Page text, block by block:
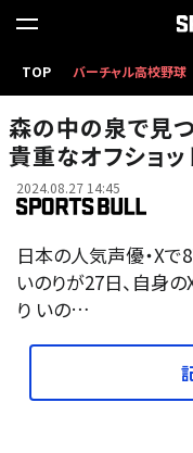
TOP バーチャル高校野球
森の中の泉で見
貴重なオフショッ
2024.08.27 14:45
日本の人気声優・X
いのりが27日、自身
り いの…